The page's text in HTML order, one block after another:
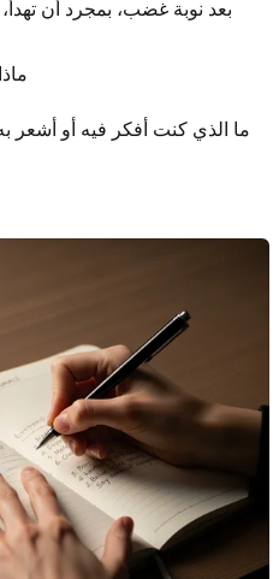
بعد نوبة غضب، بمجرد أن
ما الذي كنت أفكر فيه أو أشعر